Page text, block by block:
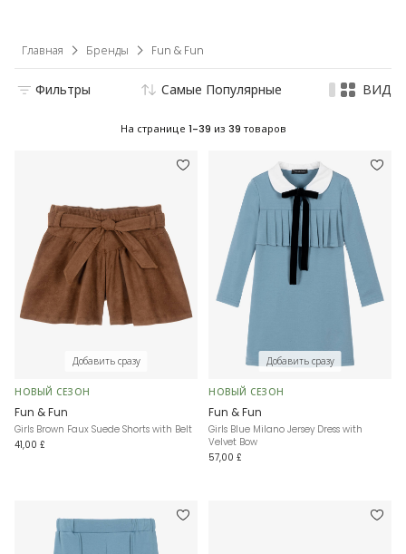
Главная Бренды Fun & Fun
Фильтры Самые Популярные ВИД
На странице 1-39 из 39 товаров
Добавить сразу
НОВЫЙ СЕЗОН
Fun & Fun
Girls Brown Faux Suede Shorts with Belt
41,00 £
Добавить сразу
НОВЫЙ СЕЗОН
Fun & Fun
Girls Blue Milano Jersey Dress with
Velvet Bow
57,00 £